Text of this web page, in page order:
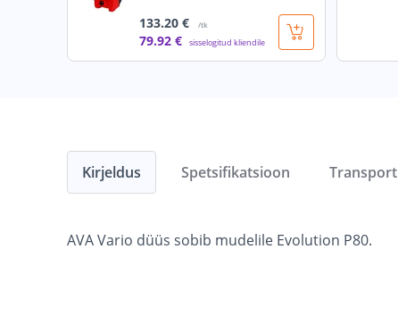
133.20 € /tk
79.92 € sisselogitud kliendile
Kirjeldus
AVA Vario düüs sobib mudelile Evolution P80.
Spetsifikatsioon Transport